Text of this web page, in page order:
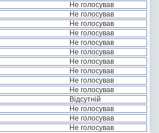
Не голосував
Не голосував
Не голосував
Не голосував
Не голосував
Не голосував
Не голосував
Не голосував
Не голосував
Не голосував
Відсутній
Не голосував
Не голосував
Не голосував